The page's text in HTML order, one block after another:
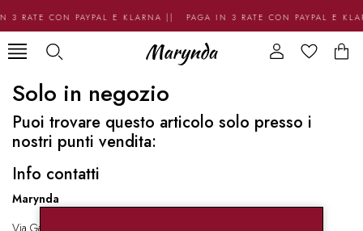
3 RATE CON PAYPAL E KLARNA || PAGA IN 3 RATE CON PAYPAL E
Solo in negozio
Puoi trovare questo articolo solo presso i
nostri punti vendita:
Info contatti
Marynda
Via Garibaldi 136 67051 Avezzano